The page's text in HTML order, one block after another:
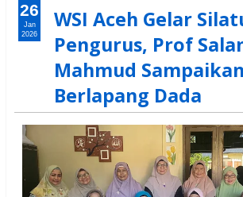
WSI Aceh Gelar
Pengurus, Prof
Mahmud
Berlapang Dada
26
Jan
2026